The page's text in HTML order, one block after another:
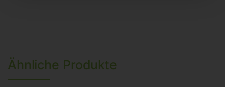
Ähnliche Produkte